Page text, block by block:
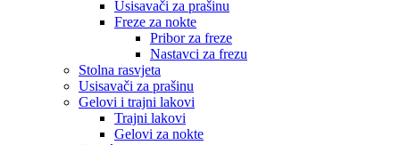
Usisavači za prašinu
Freze za nokte
Pribor za freze
Nastavci za frezu
Stolna rasvjeta
Usisavači za prašinu
Gelovi i trajni lakovi
Trajni lakovi
Gelovi za nokte